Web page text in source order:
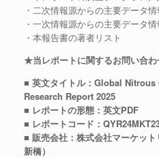
・二次情報源からの主要データ情
・一次情報源からの主要データ情
・本報告書の著者リスト
★当レポートに関するお問い合
■ 英文タイトル：Global
Research Report 2025
■ レポートの形態：英文PDF
■ レポートコード：
■ 販売会社：株式会社マーケッ
新橋）